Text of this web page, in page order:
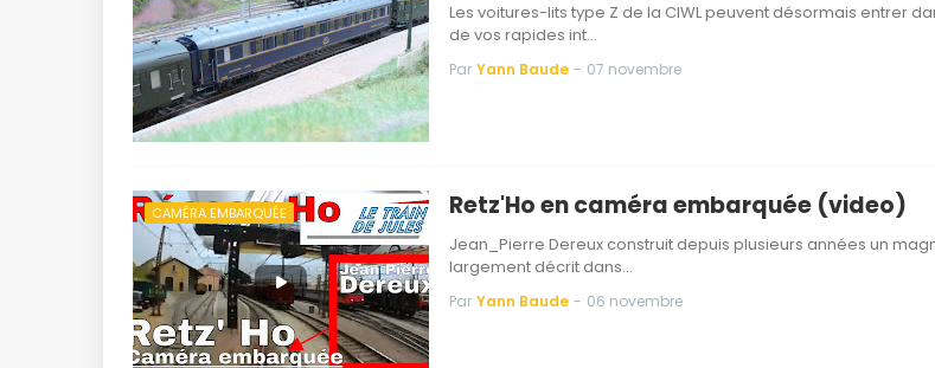
Les voitures-lits type Z de la CIWL peuvent désormais entrer
de vos rapides int…
Par Yann Baude - 07 novembre
CAMÉRA EMBARQUÉE Retz'Ho en caméra embarquée (video)
Jean_Pierre Dereux construit depuis plusieurs années un
largement décrit dans…
Par Yann Baude - 06 novembre